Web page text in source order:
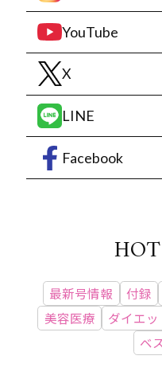
YouTube
X
LINE
Facebook
最新号情報 付録
美容医療
ダイエッ
ベ